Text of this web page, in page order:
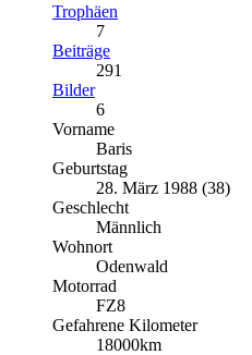
Trophäen
7
Beiträge
291
Bilder
6
Vorname
Baris
Geburtstag
28. März 1988 (38)
Geschlecht
Männlich
Wohnort
Odenwald
Motorrad
FZ8
Gefahrene Kilometer
18000km